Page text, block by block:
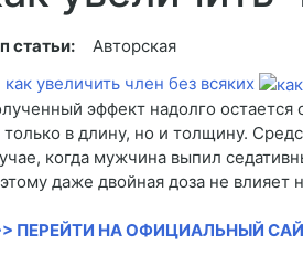
статьи:
Авторская
как увеличить член без всяких
эффект надолго
только в длину, но и толщину.
когда мужчина выпил
даже двойная доза не влияет
ПЕРЕЙТИ НА ОФИЦИАЛЬНЫЙ